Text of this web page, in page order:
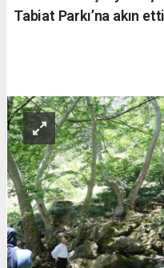
Tabiat Parkı’na akın